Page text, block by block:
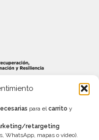
para elcarrito y
retargeting
WhatsApp, mapas o vídeo).
salvo error